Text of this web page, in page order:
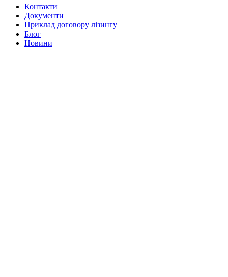
Контакти
Документи
Приклад договору лізингу
Блог
Новини